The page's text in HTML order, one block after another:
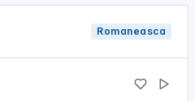
Romaneasca